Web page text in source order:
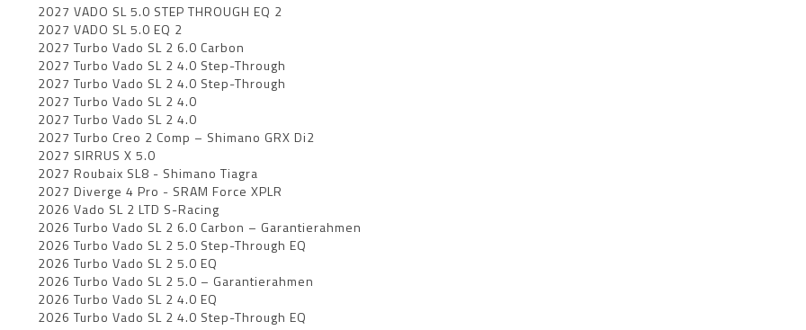
2027 VADO SL 5.0 STEP THROUGH EQ 2
2027 VADO SL 5.0 EQ 2
2027 Turbo Vado SL 2 6.0 Carbon
2027 Turbo Vado SL 2 4.0 Step-Through
2027 Turbo Vado SL 2 4.0 Step-Through
2027 Turbo Vado SL 2 4.0
2027 Turbo Vado SL 2 4.0
2027 Turbo Creo 2 Comp – Shimano GRX Di2
2027 SIRRUS X 5.0
2027 Roubaix SL8 - Shimano Tiagra
2027 Diverge 4 Pro - SRAM Force XPLR
2026 Vado SL 2 LTD S-Racing
2026 Turbo Vado SL 2 6.0 Carbon – Garantierahmen
2026 Turbo Vado SL 2 5.0 Step-Through EQ
2026 Turbo Vado SL 2 5.0 EQ
2026 Turbo Vado SL 2 5.0 – Garantierahmen
2026 Turbo Vado SL 2 4.0 EQ
2026 Turbo Vado SL 2 4.0 Step-Through EQ